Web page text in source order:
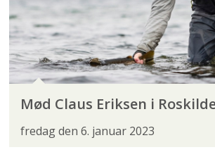
Mød Claus Eriksen i
fredag den 6. januar 2023